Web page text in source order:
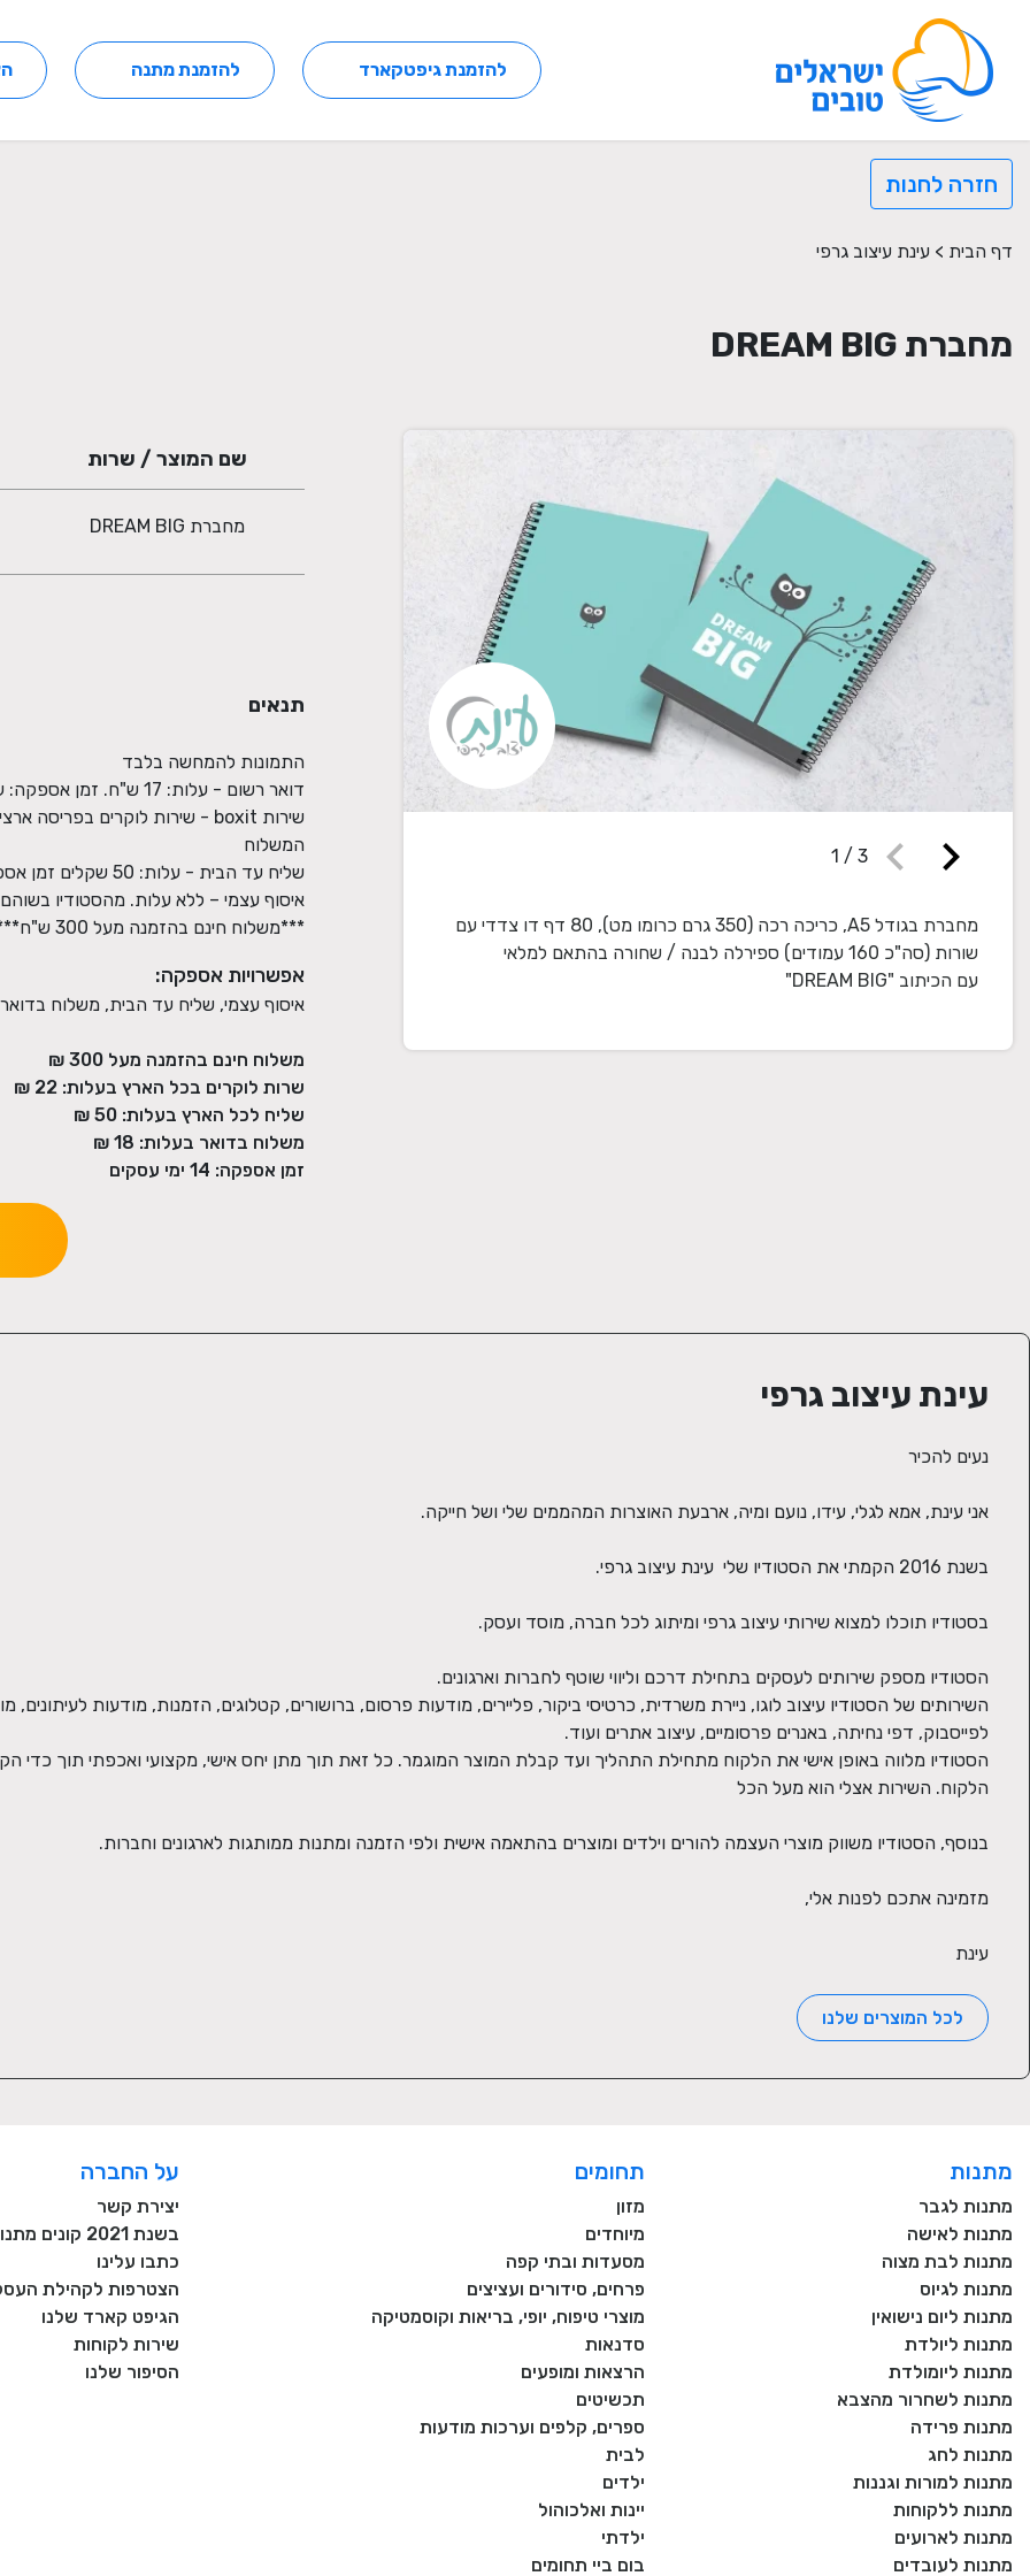
להזמנת גיפטקארד להזמנת מתנה
חזרה לחנות
דף הבית > עינת עיצוב גרפי
מחברת DREAM BIG
chevron_right
chevron_left
1 / 3
מחברת בגודל A5, כריכה רכה (350 גרם כרומו מט), 80 דף דו צדדי עם
עם הכיתוב "DREAM BIG"
שם המוצר / שרות
מחברת DREAM BIG
תנאים
***משלוח חינם בהזמנה מעל 300 ש"ח***
אפשרויות אספקה:
איסוף עצמי, שליח עד הבית, משלוח
משלוח חינם בהזמנה מעל 300
₪
שרות לוקרים בכל הארץ בעלות:
שליח לכל הארץ בעלות:
משלוח בדואר בעלות:
זמן אספקה: 14 ימי עסקים
עינת עיצוב גרפי
עינת
לכל המוצרים שלנו
מתנות
מתנות לגבר
מתנות לאישה
מתנות לבת מצוה
מתנות לגיוס
מתנות ליום נישואין
מתנות ליולדת
מתנות ליומולדת
מתנות לשחרור מהצבא
מתנות פרידה
מתנות לחג
מתנות למורות וגננות
מתנות ללקוחות
מתנות לארועים
מתנות לעובדים
תחומים
מזון
מיוחדים
מסעדות ובתי קפה
פרחים, סידורים ועציצים
מוצרי טיפוח, יופי, בריאות וקוסמטיקה
סדנאות
הרצאות ומופעים
תכשיטים
ספרים, קלפים וערכות מודעות
לבית
ילדים
יינות ואלכוהול
ילדתי
בום ביי תחומים
על החברה
יצירת קשר
בשנת 2021 קונים מתנות רק מעסקים כחול לבן!
כתבו עלינו
הצטרפות לקהילת
הגיפט קארד שלנו
שירות לקוחות
הסיפור שלנו